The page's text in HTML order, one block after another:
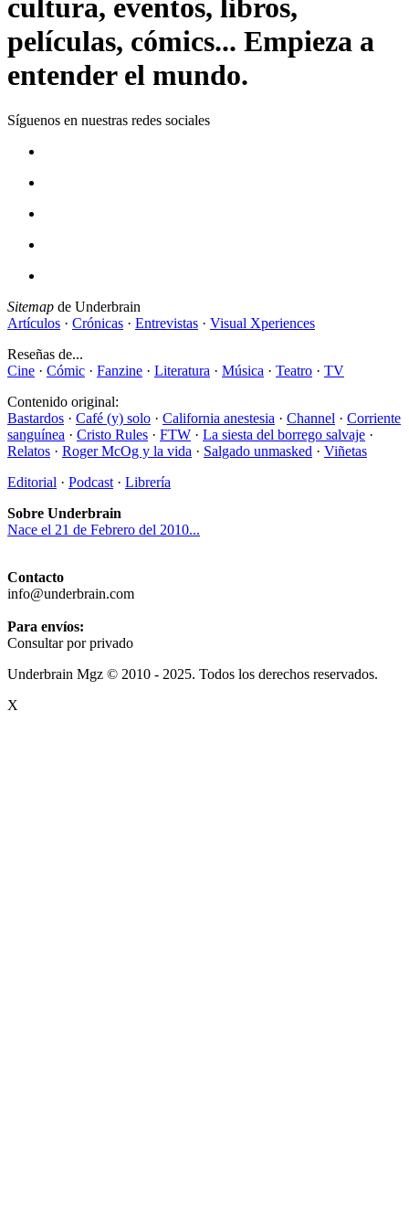
cultura, eventos, libros,
películas, cómics... Empieza a
entender el mundo.
Síguenos en nuestras redes sociales
Sitemap de Underbrain
Artículos · Crónicas · Entrevistas · Visual Xperiences
Reseñas de...
Cine · Cómic · Fanzine · Literatura · Música · Teatro · TV
Contenido original:
Bastardos · Café (y) solo · California anestesia · Channel · Corriente
sanguínea · Cristo Rules · FTW · La siesta del borrego salvaje ·
Relatos · Roger McOg y la vida · Salgado unmasked · Viñetas
Editorial · Podcast · Librería
Sobre Underbrain
Nace el 21 de Febrero del 2010...
Contacto
info@underbrain.com
Para envíos:
Consultar por privado
Underbrain Mgz © 2010 - 2025. Todos los derechos reservados.
X